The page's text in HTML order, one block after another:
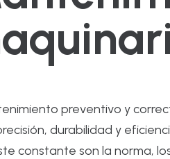
preventivo y
durabilidad y
constante son la norma,